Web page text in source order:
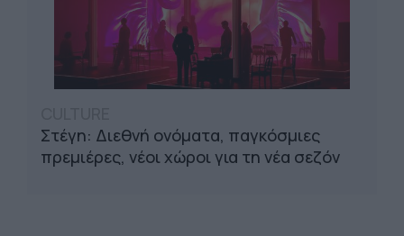
Στέγη: Διεθνή ονόματα, παγκόσμιες
πρεμιέρες, νέοι χώροι για τη νέα σεζόν